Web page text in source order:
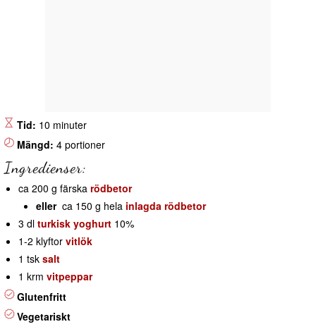
Tid: 10 minuter
Mängd: 4 portioner
Ingredienser:
ca 200 g färska rödbetor
ellerca 150 g hela inlagda rödbetor
3 dl turkisk yoghurt 10%
1-2 klyftor vitlök
1 tsk salt
1 krm vitpeppar
Glutenfritt
Vegetariskt